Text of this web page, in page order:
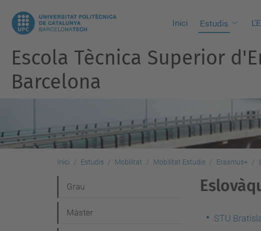
Inici Estudis
Escola Tècnica Superior
Barcelona
Inici Estudis Mobilitat Mobilitat Estudis Erasmus+
STU
a
v
Grau
Màster